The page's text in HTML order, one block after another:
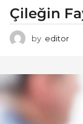
Çileğin
by editor